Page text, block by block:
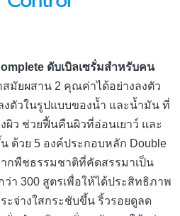
ดับเบิลเซรั่มสำหรับคน
มัยผสาน 2 คุณค่าได้อย่างลงตัว
งตัวในรูปแบบของน้ำ และน้ำมัน ที่
ผิว ช่วยฟื้นคืนผิวที่อ่อนเยาว์ และ
ด้วย 5 องค์ประกอบหลัก Double
ากพืชธรรมชาติที่คัดสรรมาเป็น
า 300 สูตรเพื่อให้ได้ประสิทธิภาพ
ะจ่างใสกระชับขึ้น ริ้วรอยดูลด